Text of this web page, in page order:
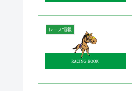
レース情報